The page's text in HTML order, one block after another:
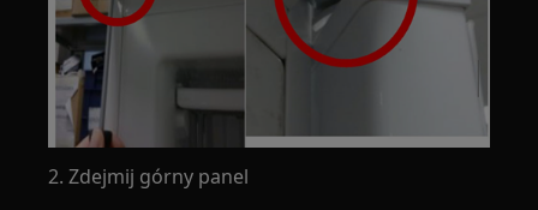
2. Zdejmij górny panel